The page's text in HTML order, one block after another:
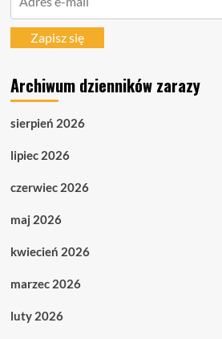
mailZapisz się
Archiwum dzienników zarazy
sierpień 2026
lipiec 2026
czerwiec 2026
maj 2026
kwiecień 2026
marzec 2026
luty 2026